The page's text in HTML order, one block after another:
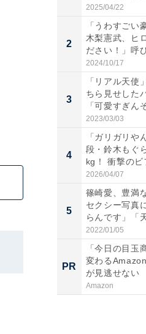
表...
2025/04/22
2
「うわすごい
木梨憲武、ヒ
ださい！」呼
S...
2024/10/17
3
「リアル天使
ちら見せした
「可愛すぎん
情...
2023/03/03
4
「ガリガリや
段・鈴木もぐ
kg！ 衝撃のビ
2026/04/07
5
篠崎愛、豊満
セクシー写真
らんです」「
す...
2022/01/05
PR
「今日の目玉
変わる
が見逃せない
Amazon